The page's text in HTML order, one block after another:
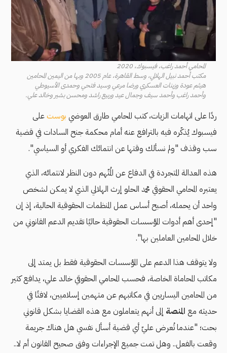
المحامي أحمد راغب، فيسبوك، 2020
مكتب أحمد نبيل الهلالي، وسط القاهرة، عام 2005 وبها من اليمين المحامين
هيثم عودة وزينات العسكري ورضا مرعي وسيد فتحي وحمدى الأسيوطي
وأحمد راغب وأحمد سيف وجمال عيد وربيع راشد ومحسن بشير وخالد علي.
ردًا على اتهامات الزيات، كتب المحامي طارق العوضي بوست على
فيسبوك يُذكّره فيه بالترافع عنه أمام محكمة جنح السادات في قضية
سب وقذف "ولم نسألك وقتها عن انتمائك الفكري أو السياسي".
هذه العدالة المتجردة في الدفاع عن المُتّهم دون النظر لانتمائه، الذي
يعتبره المحامي الحقوقي محمد الحلو إرث الهلالي الذي لا يمكن لشخص
واحد أن يحمله، أصبح أساس عمل المنظمات الحقوقية الحالية، إذ إن
"إحدى أهم أدوات المؤسسات الحقوقية حاليًا تقديم الدعم القانوني من
خلال المحامين العاملين بها".
ولا يتوقف هذا الدعم على المؤسسات الحقوقية فقط بل يمتد إلى
مكاتب المحاماة الخاصة، فحسب المحامي الحقوقي خالد علي، يدافع كثير
من المحامين اليساريين في مكاتبهم عن متهمين إسلاميين، لافتًا في
حديثه مع المنصة إلى أنهم يتعاملون مع هذه القضايا بشكل قانوني
بحت؛ "عندما تُعرض عليّ أي قضية أسأل نفسي هل هناك جريمة
وقعت بالفعل.. وهل تمت جميع الإجراءات وفق صحيح القانون أم لا..